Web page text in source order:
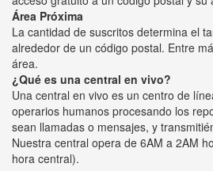
Área Próxima
La cantidad de suscritos determina el
alrededor de un código postal. Entre
área.
¿Qué es una central en vivo?
Una central en vivo es un centro de
operarios humanos procesando los
sean llamadas o mensajes, y
Nuestra central opera de 6AM a 2AM
hora central).